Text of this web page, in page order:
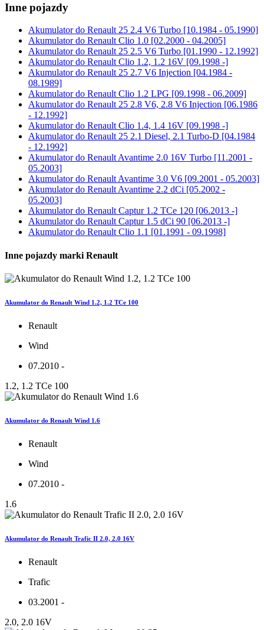
Inne pojazdy
Akumulator do Renault 25 2.4 V6 Turbo [10.1984 - 05.1990]
Akumulator do Renault Clio 1.0 [02.2000 - 04.2005]
Akumulator do Renault 25 2.5 V6 Turbo [01.1990 - 12.1992]
Akumulator do Renault Clio 1.2, 1.2 16V [09.1998 -]
Akumulator do Renault 25 2.7 V6 Injection [04.1984 -
08.1989]
Akumulator do Renault Clio 1.2 LPG [09.1998 - 06.2009]
Akumulator do Renault 25 2.8 V6, 2.8 V6 Injection [06.1986
- 12.1992]
Akumulator do Renault Clio 1.4, 1.4 16V [09.1998 -]
Akumulator do Renault 25 2.1 Diesel, 2.1 Turbo-D [04.1984
- 12.1992]
Akumulator do Renault Avantime 2.0 16V Turbo [11.2001 -
05.2003]
Akumulator do Renault Avantime 3.0 V6 [09.2001 - 05.2003]
Akumulator do Renault Avantime 2.2 dCi [05.2002 -
05.2003]
Akumulator do Renault Captur 1.2 TCe 120 [06.2013 -]
Akumulator do Renault Captur 1.5 dCi 90 [06.2013 -]
Akumulator do Renault Clio 1.1 [01.1991 - 09.1998]
Inne pojazdy marki Renault
Akumulator do Renault Wind 1.2, 1.2 TCe 100
Renault
Wind
07.2010 -
1.2, 1.2 TCe 100
Akumulator do Renault Wind 1.6
Renault
Wind
07.2010 -
1.6
Akumulator do Renault Trafic II 2.0, 2.0 16V
Renault
Trafic
03.2001 -
2.0, 2.0 16V